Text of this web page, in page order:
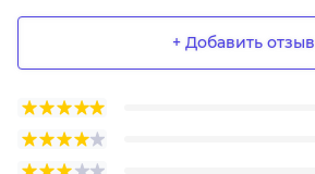
+ Добавить отзыв